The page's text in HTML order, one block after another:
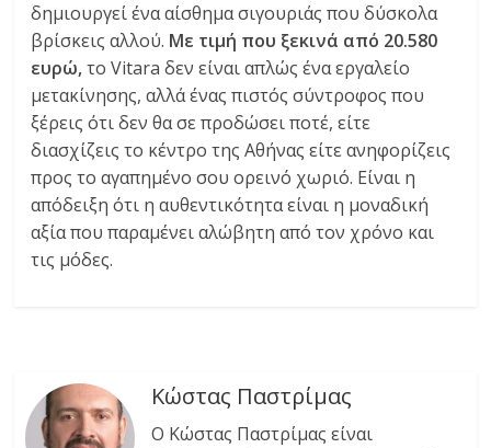
δημιουργεί ένα αίσθημα σιγουριάς που δύσκολα
βρίσκεις αλλού. Με τιμή που ξεκινά από 20.580
ευρώ,το Vitara δεν είναι απλώς ένα εργαλείο
μετακίνησης, αλλά ένας πιστός σύντροφος που
ξέρεις ότι δεν θα σε προδώσει ποτέ, είτε
διασχίζεις το κέντρο της Αθήνας είτε ανηφορίζεις
προς το αγαπημένο σου ορεινό χωριό. Είναι η
απόδειξη ότι η αυθεντικότητα είναι η μοναδική
αξία που παραμένει αλώβητη από τον χρόνο και
τις μόδες.
Κώστας Παστρίμας
Ο Κώστας Παστρίμας είναι